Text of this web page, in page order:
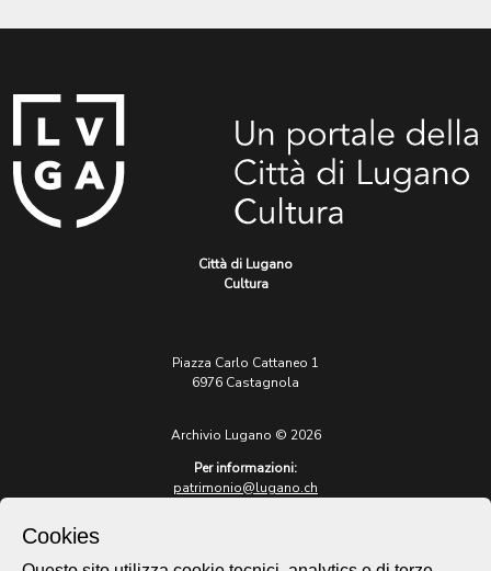
Città di Lugano
Cultura
Piazza Carlo Cattaneo 1
6976 Castagnola
Archivio Lugano © 2026
Per informazioni:
patrimonio@lugano.ch
lugano.ch
Cookies